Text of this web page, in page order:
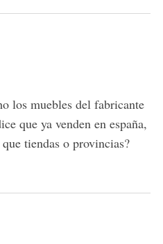
los muebles del fabricante
que ya venden en españa,
tiendas o provincias?